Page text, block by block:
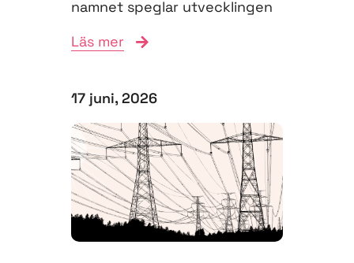
namnet speglar utvecklingen
Läs mer
17 juni, 2026